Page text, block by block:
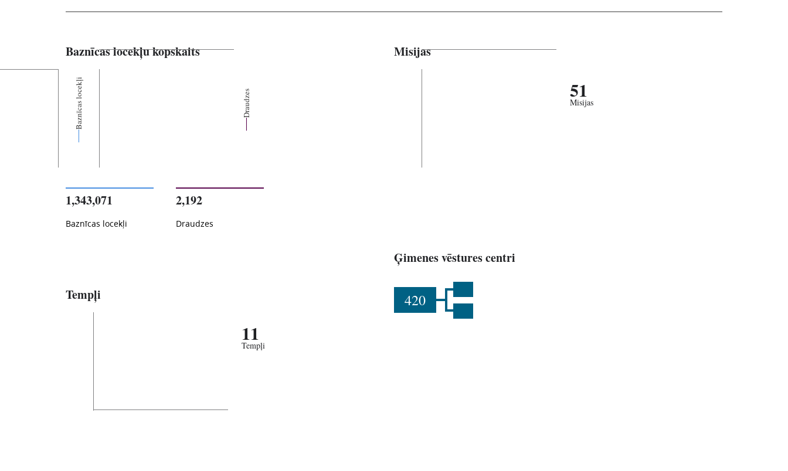
Baznīcas locekļu kopskaits
Baznīcas locekļi Draudzes
1,343,071
Baznīcas locekļi
2,192
Draudzes
Misijas
51
Misijas
Ģimenes vēstures centri
420
Tempļi
11
Tempļi